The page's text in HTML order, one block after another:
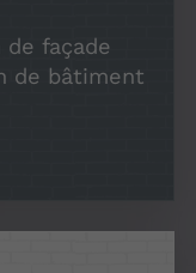
façade
de bâtiment